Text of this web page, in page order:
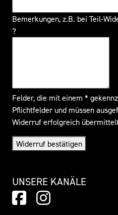
Bemerkungen, z.B. bei Teil-
?
Felder, die mit einem *
Pflichtfelder und müssen
Widerruf erfolgreich
Widerruf bestätigen
UNSERE KANÄLE